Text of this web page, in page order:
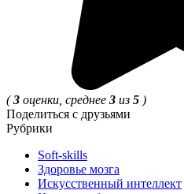
(3 оценки, среднее 3 из 5 )
Поделиться с друзьями
Рубрики
Soft-skills
Здоровье мозга
Искусственный интеллект